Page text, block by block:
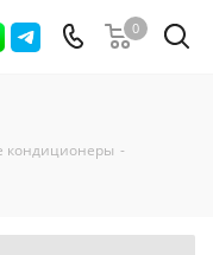
0
кондиционеры -